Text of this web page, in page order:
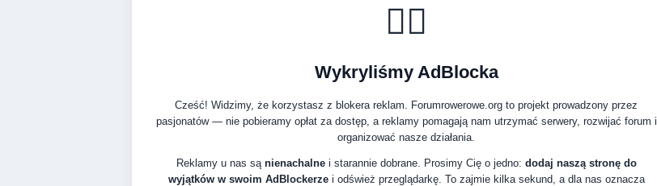
🚴‍♂️
Wykryliśmy AdBlocka
Cześć! Widzimy, że korzystasz z blokera reklam. Forumrowerowe.org to projekt prowadzony przez
pasjonatów — nie pobieramy opłat za dostęp, a reklamy pomagają nam utrzymać serwery, rozwijać forum i
organizować nasze działania.
Reklamy u nas są nienachalnei starannie dobrane. Prosimy Cię o jedno: dodaj naszą stronę do
wyjątków w swoim AdBlockerzei odśwież przeglądarkę. To zajmie kilka sekund, a dla nas oznacza